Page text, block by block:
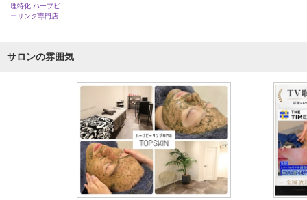
理特化 ハーブピ
ーリング専門店
サロンの雰囲気